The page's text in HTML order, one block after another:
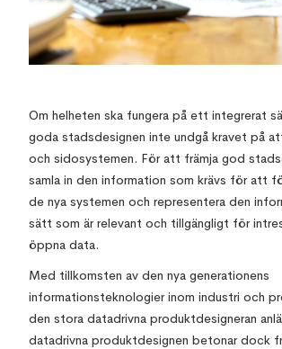
Om helheten ska fungera på ett integrerat
goda stadsdesignen inte undgå kravet på
och sidosystemen. För att främja god
samla in den information som krävs för att
de nya systemen och representera den
sätt som är relevant och tillgängligt för
öppna data.
Med tillkomsten av den nya generationens
informationsteknologier inom industri och
den stora datadrivna produktdesigneran
datadrivna produktdesignen betonar dock